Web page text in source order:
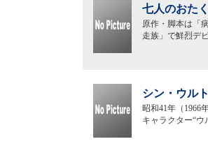
七人のおた
原作・脚本は「
走族」で鮮烈デ
シン・ウル
昭和41年（1966
キャラクター“